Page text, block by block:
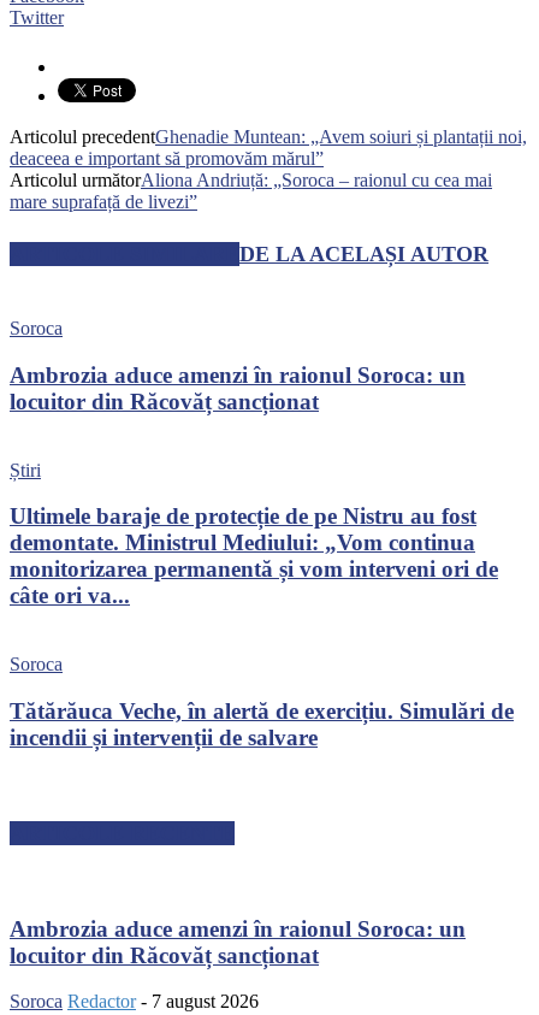
Twitter
Articolul precedentGhenadie Muntean: „Avem soiuri și plantații noi,
deaceea e important să promovăm mărul”
Articolul următorAliona Andriuță: „Soroca – raionul cu cea mai
mare suprafață de livezi”
DE LA ACELAȘI AUTOR
Soroca
Ambrozia aduce amenzi în raionul Soroca: un
locuitor din Răcovăț sancționat
Știri
Ultimele baraje de protecție de pe Nistru au fost
demontate. Ministrul Mediului: „Vom continua
monitorizarea permanentă și vom interveni ori de
câte ori va...
Soroca
Tătărăuca Veche, în alertă de exercițiu. Simulări de
incendii și intervenții de salvare
Ambrozia aduce amenzi în raionul Soroca: un
locuitor din Răcovăț sancționat
Soroca Redactor - 7 august 2026